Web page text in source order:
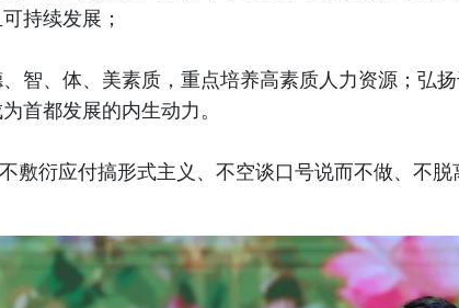
持续发展；
智、体、美素质，重点培养高素质人力资源；弘
首都发展的内生动力。
敷衍应付搞形式主义、不空谈口号说而不做、不